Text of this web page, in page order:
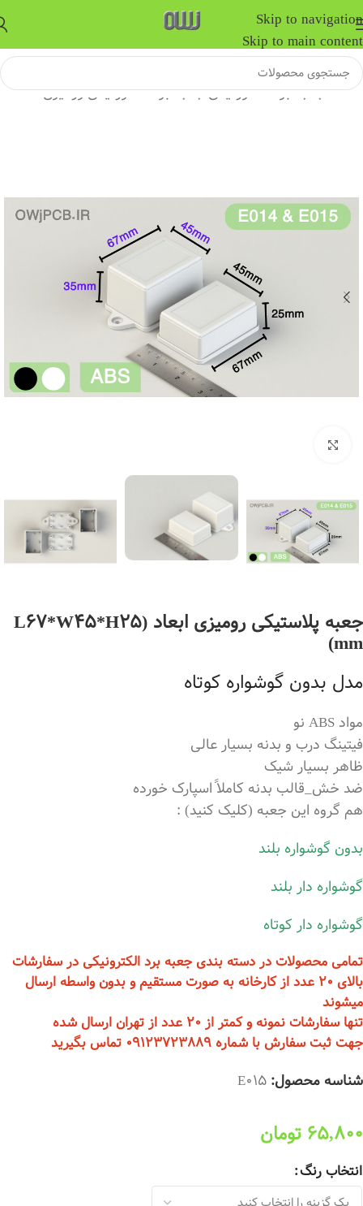
Skip to navigation
Skip to main content
خانه/جعبه برد الکترونیکی/جعبه برد الکترونیکی رومیزی
جعبه پلاستیکی رومیزی ابعاد (L67*W45*H25
mm)
مدل بدون گوشواره کوتاه
مواد ABS نو
فیتینگ درب و بدنه بسیار عالی
ظاهر بسیار شیک
ضد خش_قالب بدنه کاملاً اسپارک خورده
هم گروه این جعبه (کلیک کنید) :
بدون گوشواره بلند
گوشواره دار بلند
گوشواره دار کوتاه
تمامی محصولات در دسته بندی جعبه برد الکترونیکی در سفارشات
بالای 20 عدد از کارخانه به صورت مستقیم و بدون واسطه ارسال
میشوند
تنها سفارشات نمونه و کمتر از 20 عدد از تهران ارسال شده
جهت ثبت سفارش با شماره 09123723889 تماس بگیرید
شناسه محصول: E015
65,800 تومان
انتخاب رنگ